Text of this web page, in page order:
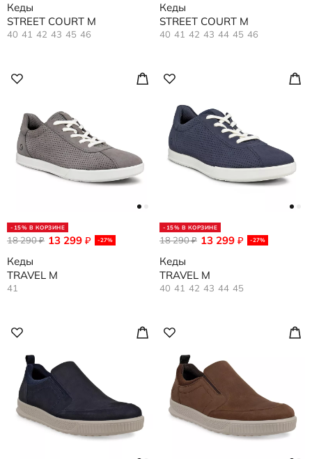
Кеды
STREET COURT M
40 41 42 43 45 46
Кеды
STREET COURT M
40 41 42 43 44 45 46
-15% В КОРЗИНЕ
13 299 ₽ -27%
18 290₽
Кеды
TRAVEL M
41
-15% В КОРЗИНЕ
13 299 ₽ -27%
18 290₽
Кеды
TRAVEL M
40 41 42 43 44 45